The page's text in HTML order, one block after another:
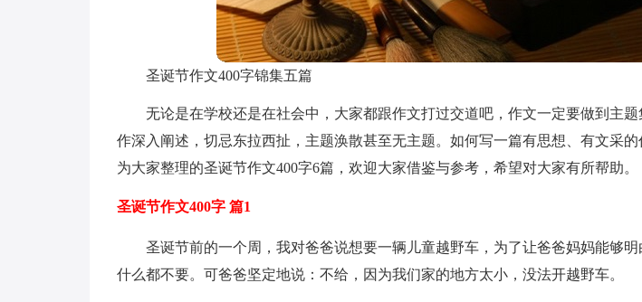
圣诞节作文400字锦集五篇
无论是在学校还是在社会中，大家都跟作文打过交道吧，作文一定要做到主
作深入阐述，切忌东拉西扯，主题涣散甚至无主题。如何写一篇有思想、有文采
为大家整理的圣诞节作文400字6篇，欢迎大家借鉴与参考，希望对大家有所帮助。
圣诞节作文400字 篇1
圣诞节前的一个周，我对爸爸说想要一辆儿童越野车，为了让爸爸妈妈能够
什么都不要。可爸爸坚定地说：不给，因为我们家的地方太小，没法开越野车。